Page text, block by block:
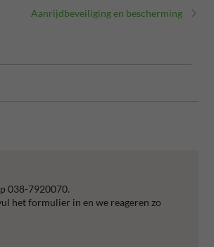
Aanrijdbeveiliging en bescherming
038-7920070.
het formulier in en we reageren zo